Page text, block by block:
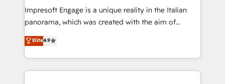
worked 400+ HubSpot customers across industries
but specialise in the more complex projects where
represent key aspects of the project's success.
Impresoft Engage is a unique reality in the Italian
panorama, which was created with the aim of
putting Customer Experience at the center by
creating digital environments capable of integrating
people, processes and data. We offer the best
digital solutions on the market, ranging from CRM
Elite4.9